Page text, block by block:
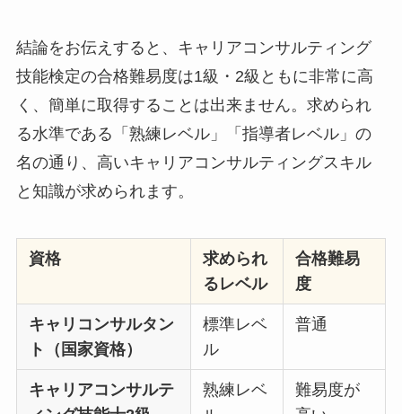
結論をお伝えすると、キャリアコンサルティング
技能検定の合格難易度は1級・2級ともに非常に高
く、簡単に取得することは出来ません。求められ
る水準である「熟練レベル」「指導者レベル」の
名の通り、高いキャリアコンサルティングスキル
と知識が求められます。
資格
求められ
るレベル
合格難易
度
キャリコンサルタン
ト（国家資格）
標準レベ
ル
普通
キャリアコンサルテ
熟練レベ
難易度が